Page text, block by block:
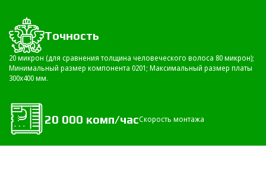
Точность
20 микрон (для сравнения толщина человеческого волоса 80 микрон);
Минимальный размер компонента 0201; Максимальный размер платы
300х400 мм.
20 000 комп/часСкорость монтажа